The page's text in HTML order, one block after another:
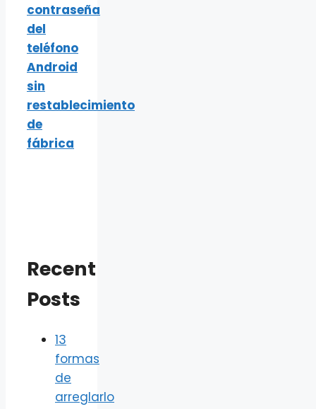
contraseña
del
teléfono
Android
sin
restablecimiento
de
fábrica
Recent
Posts
13
formas
de
arreglarlo